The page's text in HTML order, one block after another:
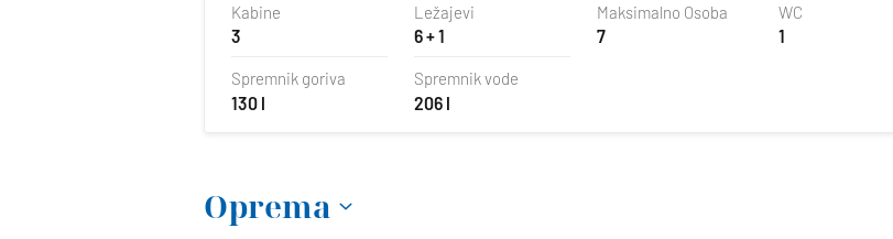
Kabine
3
Ležajevi
6 + 1
Maksimalno Osoba
7
WC
1
Spremnik goriva
130 l
Spremnik vode
206 l
Oprema